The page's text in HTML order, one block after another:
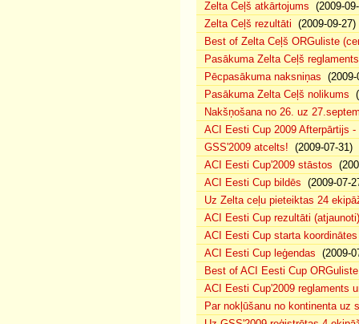
Zelta Ceļš atkārtojums (2009-
Zelta Ceļš rezultāti (2009-09-27)
Best of Zelta Ceļš ORGuliste
Pasākuma Zelta Ceļš reglaments
Pēcpasākuma naksniņas (2009-
Pasākuma Zelta Ceļš nolikums
Nakšņošana no 26. uz
ACI Eesti Cup 2009 Afterpārtijs -
GSS'2009 atcelts! (2009-07-31)
ACI Eesti Cup'2009 stāstos
ACI Eesti Cup bildēs (2009-07-
Uz Zelta ceļu pieteiktas 24
ACI Eesti Cup rezultāti (atjaunoti)
ACI Eesti Cup starta koordinātes
ACI Eesti Cup leģendas (2009-
Best of ACI Eesti Cup
ACI Eesti Cup'2009 reglaments
Par nokļūšanu no kontinenta uz